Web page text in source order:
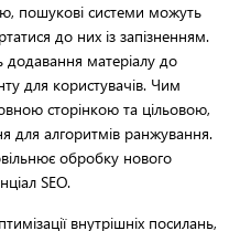
пошукові системи можуть
до них із запізненням.
додавання матеріалу до
для користувачів. Чим
сторінкою та цільовою,
для алгоритмів ранжування.
обробку нового
SEO.
внутрішніх посилань,